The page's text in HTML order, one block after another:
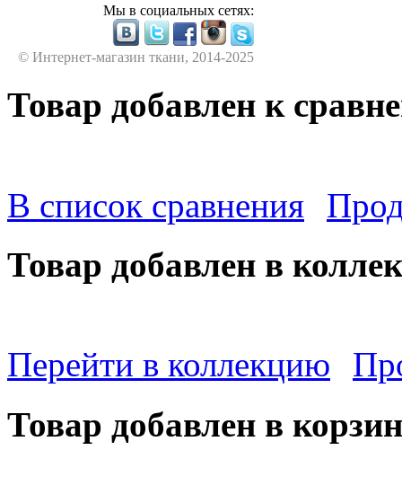
Мы в социальных сетях:
© Интернет-магазин ткани, 2014-2025
Товар добавлен к
В список сравнения
Товар добавлен в
Перейти в коллекцию
Товар добавлен в